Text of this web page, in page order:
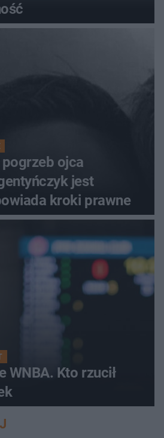
pogrzeb ojca
jest
kroki prawne
WNBA. Kto rzucił